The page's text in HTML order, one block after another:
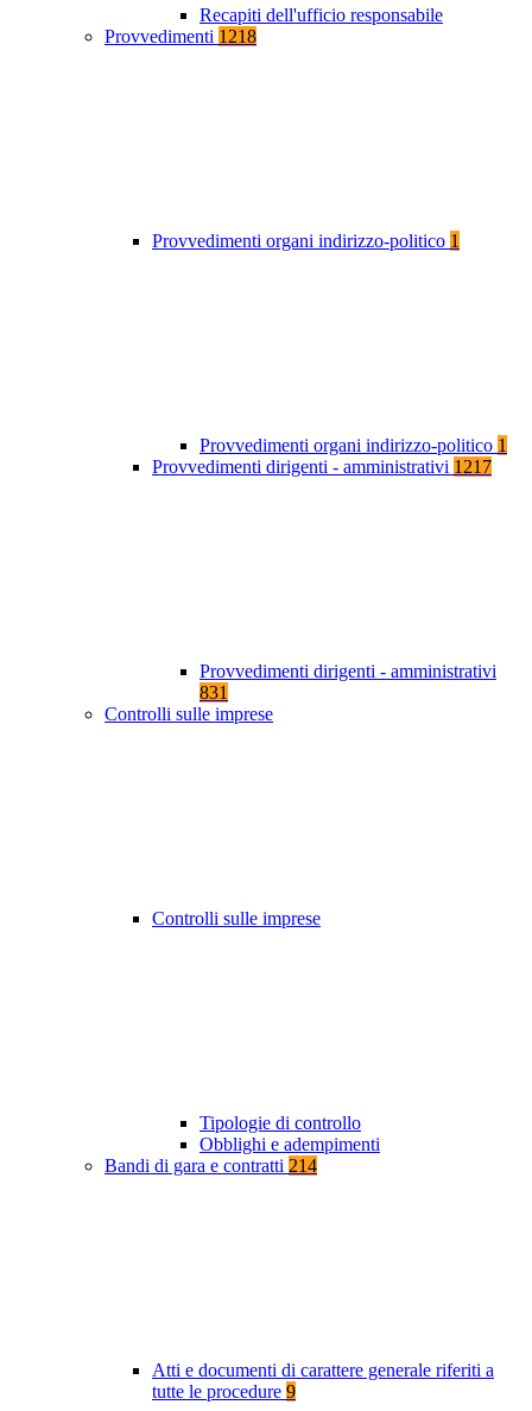
Recapiti dell'ufficio responsabile
Provvedimenti 1218
Provvedimenti organi indirizzo-politico 1
Provvedimenti organi indirizzo-politico 1
Provvedimenti dirigenti - amministrativi 1217
Provvedimenti dirigenti - amministrativi
831
Controlli sulle imprese
Controlli sulle imprese
Tipologie di controllo
Obblighi e adempimenti
Bandi di gara e contratti 214
Atti e documenti di carattere generale riferiti a
tutte le procedure 9